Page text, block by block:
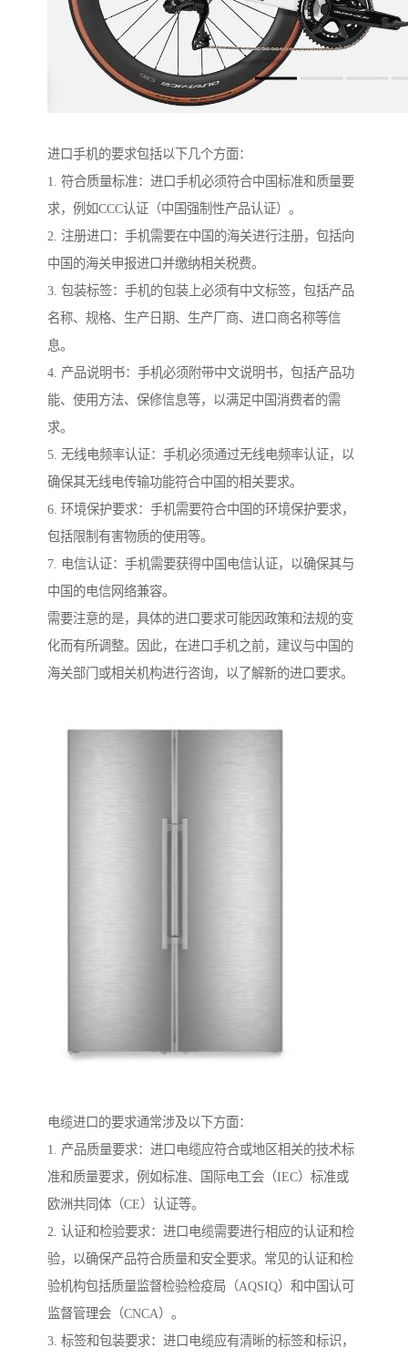
进口手机的要求包括以下几个方面：
1. 符合质量标准：进口手机必须符合中国标准和质量要
求，例如CCC认证（中国强制性产品认证）。
2. 注册进口：手机需要在中国的海关进行注册，包括向
中国的海关申报进口并缴纳相关税费。
3. 包装标签：手机的包装上必须有中文标签，包括产品
名称、规格、生产日期、生产厂商、进口商名称等信
息。
4. 产品说明书：手机必须附带中文说明书，包括产品功
能、使用方法、保修信息等，以满足中国消费者的需
求。
5. 无线电频率认证：手机必须通过无线电频率认证，以
确保其无线电传输功能符合中国的相关要求。
6. 环境保护要求：手机需要符合中国的环境保护要求，
包括限制有害物质的使用等。
7. 电信认证：手机需要获得中国电信认证，以确保其与
中国的电信网络兼容。
需要注意的是，具体的进口要求可能因政策和法规的变
化而有所调整。因此，在进口手机之前，建议与中国的
海关部门或相关机构进行咨询，以了解新的进口要求。
电缆进口的要求通常涉及以下方面：
1. 产品质量要求：进口电缆应符合或地区相关的技术标
准和质量要求，例如标准、国际电工会（IEC）标准或
欧洲共同体（CE）认证等。
2. 认证和检验要求：进口电缆需要进行相应的认证和检
验，以确保产品符合质量和安全要求。常见的认证和检
验机构包括质量监督检验检疫局（AQSIQ）和中国认可
监督管理会（CNCA）。
3. 标签和包装要求：进口电缆应有清晰的标签和标识，